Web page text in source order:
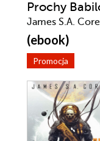
Prochy
James S.A.
(ebook)
Promocja